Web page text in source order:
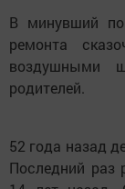
В минувший
ремонта
воздушными
родителей.
52 года назад
Последний раз